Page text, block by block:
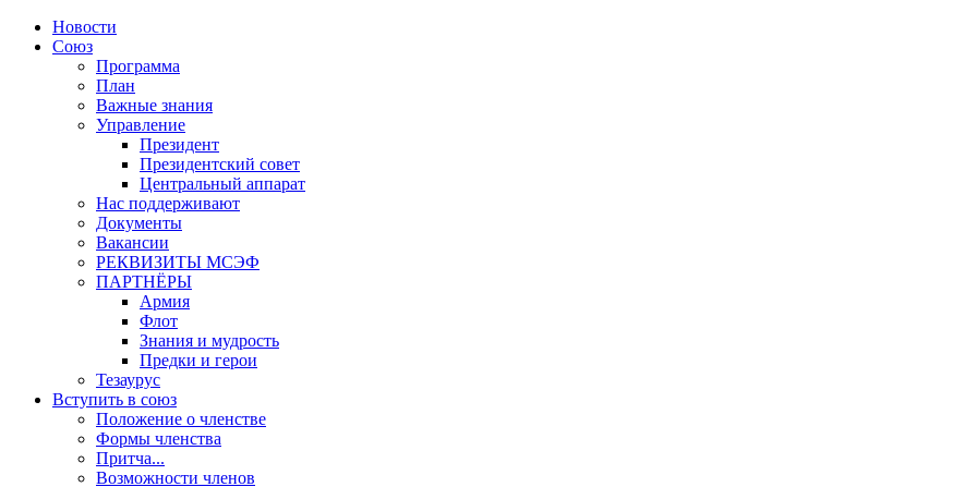
Новости
Союз
Программа
План
Важные знания
Управление
Президент
Президентский совет
Центральный аппарат
Нас поддерживают
Документы
Вакансии
РЕКВИЗИТЫ МСЭФ
ПАРТНЁРЫ
Армия
Флот
Знания и мудрость
Предки и герои
Тезаурус
Вступить в союз
Положение о членстве
Формы членства
Притча...
Возможности членов